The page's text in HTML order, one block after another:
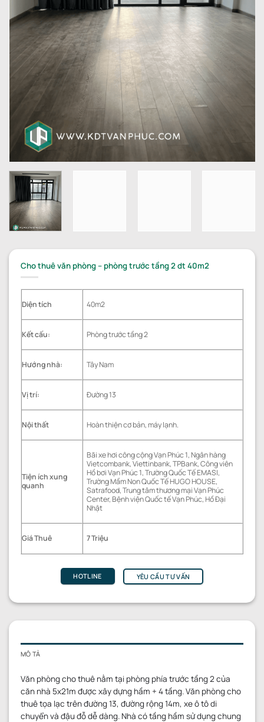
Cho thuê văn phòng – phòng trước tầng 2 dt 40m2
Diện tích 40m2
Kết cấu: Phòng trước tầng 2
Hướng nhà: Tây Nam
Vị trí: Đường 13
Nội thất Hoàn thiện cơ bản, máy lạnh.
Tiện ích xung
quanh
Bãi xe hơi công cộng Vạn Phúc 1, Ngân hàng
Vietcombank, Viettinbank, TPBank, Công viên
Hồ bơi Vạn Phúc 1, Trường Quốc Tế EMASI,
Trường Mầm Non Quốc Tế HUGO HOUSE,
Satrafood, Trung tâm thương mại Vạn Phúc
Center, Bệnh viện Quốc tế Vạn Phúc, Hồ Đại
Nhật
Giá Thuê 7 Triệu
HOTLINE YÊU CẦU TƯ VẤN
MÔ TẢ
Văn phòng cho thuê nằm tại phòng phía trước tầng 2 của
căn nhà 5x21m được xây dựng hầm + 4 tầng. Văn phòng cho
thuê tọa lạc trên đường 13, đường rộng 14m, xe ô tô di
chuyển và đậu đỗ dễ dàng. Nhà có tầng hầm sử dụng chung